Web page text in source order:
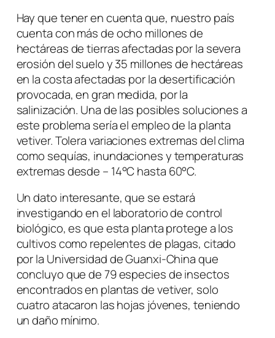
Hay que tener en cuenta que, nuestro país
cuenta con más de ocho millones de
hectáreas de tierras afectadas por la severa
erosión del suelo y 35 millones de hectáreas
en la costa afectadas por la desertificación
provocada, en gran medida, por la
salinización. Una de las posibles soluciones a
este problema sería el empleo de la planta
vetiver. Tolera variaciones extremas del clima
como sequías, inundaciones y temperaturas
extremas desde – 14°C hasta 60°C.
Un dato interesante, que se estará
investigando en el laboratorio de control
biológico, es que esta planta protege a los
cultivos como repelentes de plagas, citado
por la Universidad de Guanxi-China que
concluyo que de 79 especies de insectos
encontrados en plantas de vetiver, solo
cuatro atacaron las hojas jóvenes, teniendo
un daño mínimo.